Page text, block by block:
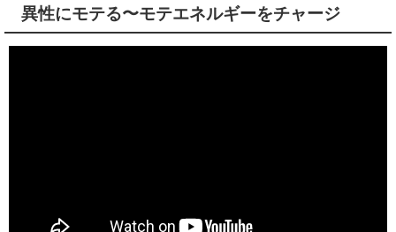
異性にモテる〜モテエネルギーをチャージ